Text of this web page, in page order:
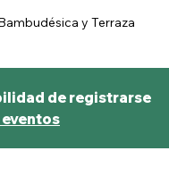
y Terraza
de registrarse